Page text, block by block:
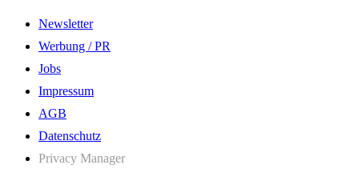
Newsletter
Werbung / PR
Jobs
Impressum
AGB
Datenschutz
Privacy Manager